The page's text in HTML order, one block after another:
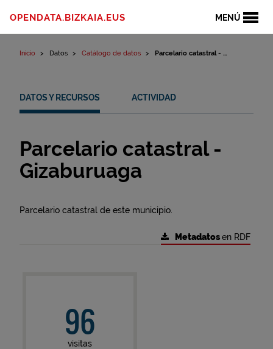
MENÚ
OPENDATA.BIZKAIA.EUS
Inicio Datos Catálogo de datos Parcelario catastral - ...
DATOS Y RECURSOS ACTIVIDAD
Parcelario catastral -
Gizaburuaga
Parcelario catastral de este municipio.
Metadatosen RDF
96
visitas